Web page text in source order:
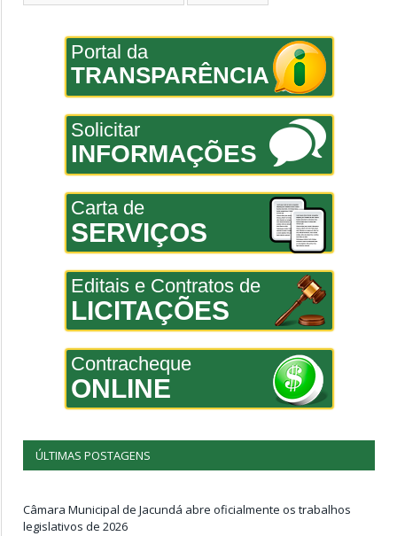
Portal da
TRANSPARÊNCIA
Solicitar
INFORMAÇÕES
Carta de
SERVIÇOS
Editais e Contratos de
LICITAÇÕES
Contracheque
ONLINE
ÚLTIMAS POSTAGENS
Câmara Municipal de Jacundá abre oficialmente os trabalhos
legislativos de 2026